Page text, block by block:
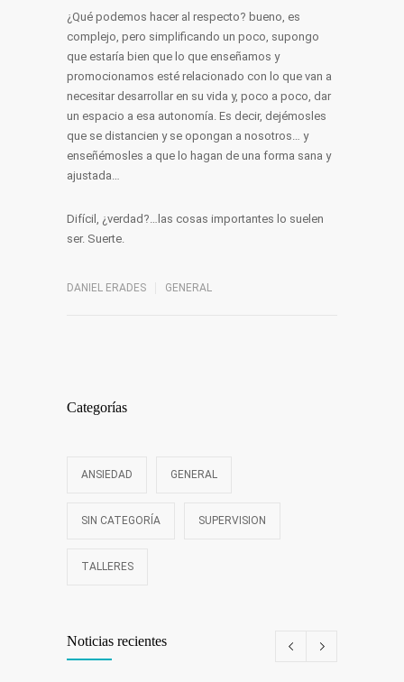
¿Qué podemos hacer al respecto? bueno, es
complejo, pero simplificando un poco, supongo
que estaría bien que lo que enseñamos y
promocionamos esté relacionado con lo que van a
necesitar desarrollar en su vida y, poco a poco, dar
un espacio a esa autonomía. Es decir, dejémosles
que se distancien y se opongan a nosotros… y
enseñémosles a que lo hagan de una forma sana y
ajustada…
Difícil, ¿verdad?…las cosas importantes lo suelen
ser. Suerte.
DANIEL ERADES GENERAL
Categorías
ANSIEDAD GENERAL
SIN CATEGORÍA SUPERVISION
TALLERES
Noticias recientes